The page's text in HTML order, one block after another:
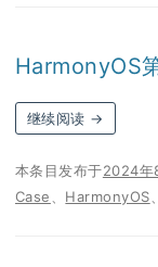
HarmonyOS
继续阅读 →
本条目发布于2024年
Case
HarmonyOS